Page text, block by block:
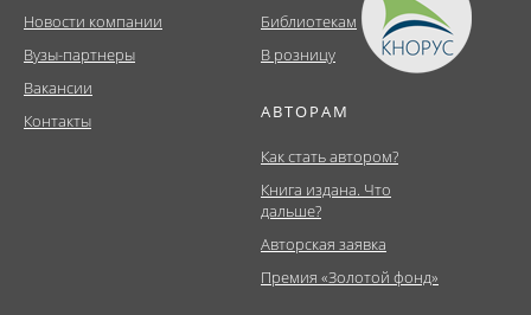
Новости компании
Вузы-партнеры
Вакансии
Контакты
Библиотекам
В розницу
АВТОРАМ
Как стать автором?
Книга издана. Что
дальше?
Авторская заявка
Премия «Золотой фонд»